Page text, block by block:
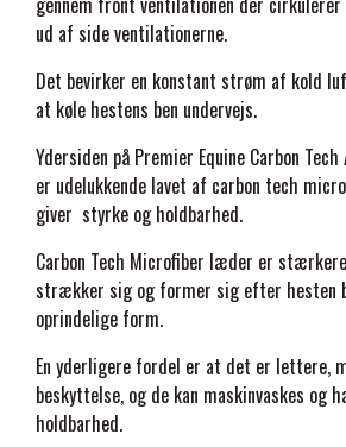
PREMIER
RACING TACK
STAR TACK
STUD MUFFIN
TIMER GPS
ud af side ventilationerne.
Det bevirker en konstant strøm af kold
at køle hestens ben undervejs.
Ydersiden på Premier Equine Carbon
er udelukkende lavet af carbon tech
giver styrke og holdbarhed.
Carbon Tech Microfiber læder er
strækker sig og former sig efter hesten
oprindelige form.
En yderligere fordel er at det er lettere,
beskyttelse, og de kan maskinvaskes og
holdbarhed.